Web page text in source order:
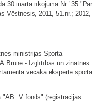
30.marta rīkojumā Nr.135 "Par
Vēstnesis, 2011, 51.nr.; 2012,
ministrijas Sporta
- Izglītības un zinātnes
vecākā eksperte sporta
"AB.LV fonds" (reģistrācijas